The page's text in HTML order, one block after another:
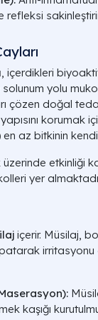
refleksi
, içerdikleri
yolu
çözen doğal
korumak
az bitkinin
etkinliği
yer
içerir. Müsilaj,
irritasyonu
kaşığı